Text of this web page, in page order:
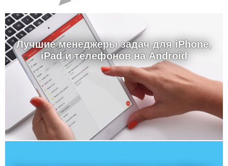
Лучшие менеджеры задач для iPhone,
iPad и телефонов на Android